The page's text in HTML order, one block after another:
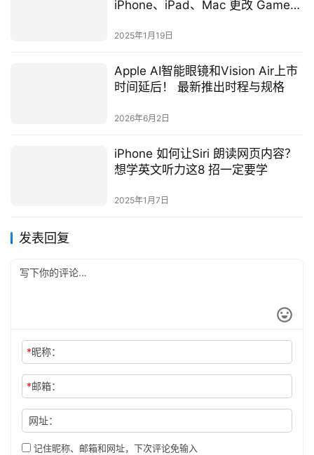
iPhone、iPad、Mac 更改 Game
2025年1月19日
Apple AI智能眼镜和Vision Air上市
时间延后！ 最新推出时程与规格
2026年6月2日
iPhone 如何让Siri 朗读网页内容？
想学英文听力这8 招一定要学
2025年1月7日
发表回复
*昵称：
*邮箱：
网址：
记住昵称、邮箱和网址，下次评论免输入